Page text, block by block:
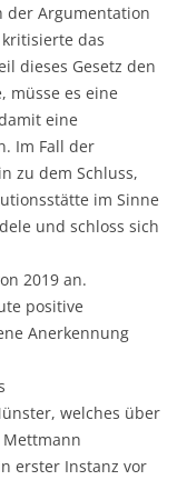
der Argumentation
das
dieses Gesetz den
müsse es eine
eine
Im Fall der
zu dem Schluss,
im Sinne
und schloss sich
2019 an.
positive
Anerkennung
welches über
Mettmann
erster Instanz vor